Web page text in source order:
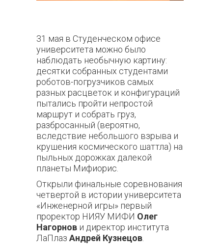
31 мая в Студенческом офисе
университета можно было
наблюдать необычную картину:
десятки собранных студентами
роботов-погрузчиков самых
разных расцветок и конфигураций
пытались пройти непростой
маршрут и собрать груз,
разбросанный (вероятно,
вследствие небольшого взрыва и
крушения космического шаттла) на
пыльных дорожках далекой
планеты Мифиорис.
Открыли финальные соревнования
четвертой в истории университета
«Инженерной игры» первый
проректор НИЯУ МИФИ Олег
Нагорнов и директор института
ЛаПлаз Андрей Кузнецов